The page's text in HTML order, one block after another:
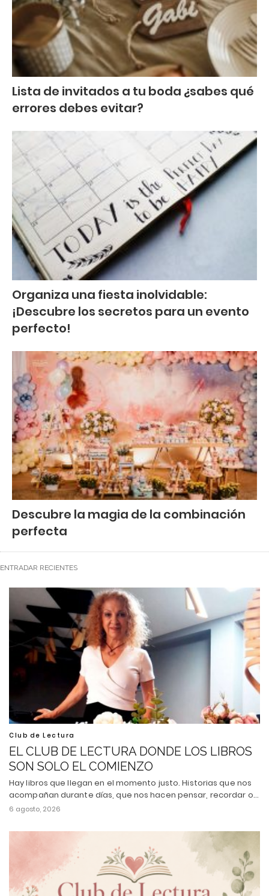
Lista de invitados a tu boda ¿sabes qué
errores debes evitar?
Organiza una fiesta inolvidable:
¡Descubre los secretos para un evento
perfecto!
Descubre la magia de la combinación
perfecta
ENTRADAR RECIENTES
Club de Lectura
EL CLUB DE LECTURA DONDE LOS LIBROS
SON SOLO EL COMIENZO
Hay libros que llegan en el momento justo. Historias que nos
acompañan durante días, que nos hacen pensar, recordar o…
6 agosto, 2026